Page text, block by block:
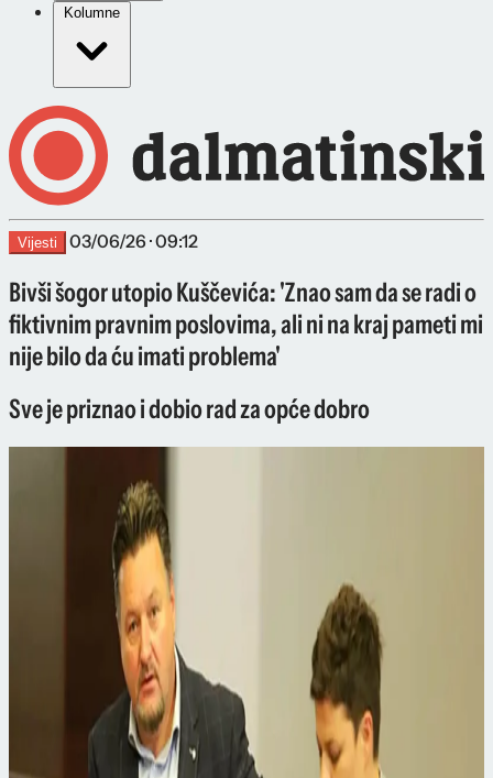
Kolumne
Vijesti 03/06/26 · 09:12
Bivši šogor utopio Kuščevića: 'Znao sam da se radi o
fiktivnim pravnim poslovima, ali ni na kraj pameti mi
nije bilo da ću imati problema'
Sve je priznao i dobio rad za opće dobro